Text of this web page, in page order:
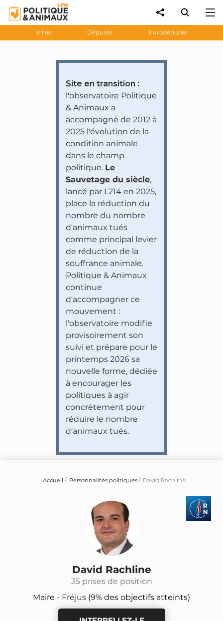
Villes Députés Eurodéputés
Site en transition :
l'observatoire Politique
& Animaux a
accompagné de 2012 à
2025 l'évolution de la
condition animale
dans le champ
politique. Le
Sauvetage du siècle,
lancé par L214 en 2025,
place la réduction du
nombre du nombre
d'animaux tués
comme principal levier
de réduction de la
souffrance animale.
Politique & Animaux
continue
d'accompagner ce
mouvement :
l'observatoire modifie
provisoirement son
suivi et prépare pour le
printemps 2026 sa
nouvelle forme, dédiée
à encourager les
politiques à agir
concrètement pour
réduire le nombre
d'animaux tués.
Accueil Personnalités politiques David Rachline
David Rachline
35 prises de position
Maire - Fréjus (9% des objectifs atteints)